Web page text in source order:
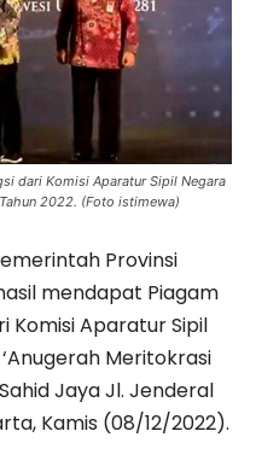
dari Komisi Aparatur Sipil Negara
2022. (Foto istimewa)
Provinsi
mendapat Piagam
Komisi Aparatur Sipil
Meritokrasi
Jaya Jl. Jenderal
Kamis (08/12/2022).